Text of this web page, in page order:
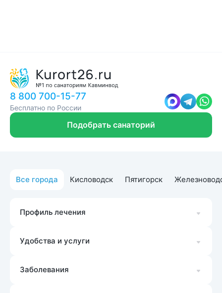
8 800 700-15-77
Бесплатно по России
Подобрать санаторий
Все города Кисловодск Пятигорск
Профиль лечения
Удобства и услуги
Заболевания